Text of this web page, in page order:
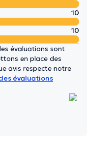
10
10
évaluations sont
en place des
avis respecte notre
évaluations